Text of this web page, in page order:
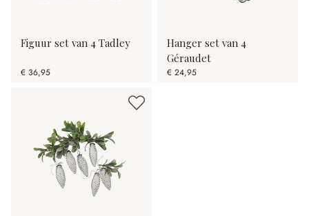
Figuur set van 4 Tadley
€ 36,95
Hanger set van 4
Géraudet
€ 24,95